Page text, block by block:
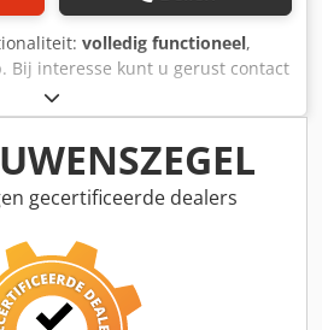
volledig functioneel,
Bij interesse kunt u gerust contact
Apsusk
gecertificeerde dealers